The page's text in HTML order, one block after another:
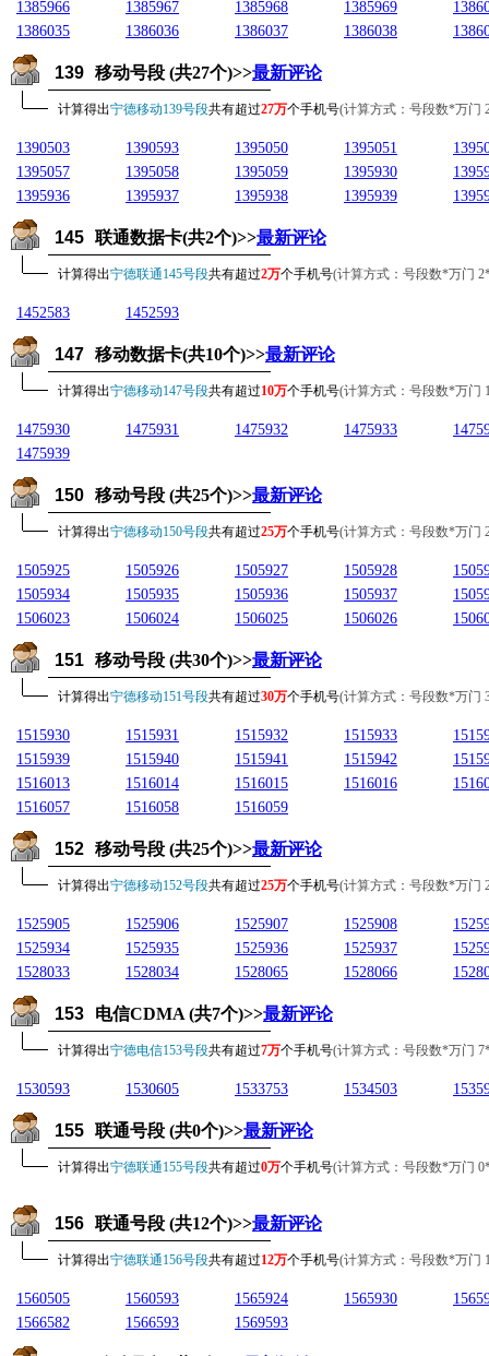
1385966
1385967 1385968 1385969
1386035
1386036 1386037 1386038
139 移动号段 (共27个)>>最新评论
计算得出宁德移动139号段共有超过27万个手机号(计算方式：号段数*万门
1390503 1390593 1395050 1395051
1395057
1395058 1395059 1395930
1395936
1395937 1395938 1395939
145 联通数据卡(共2个)>>最新评论
计算得出宁德联通145号段共有超过2万个手机号(计算方式：号段数*万门
1452583 1452593
147 移动数据卡(共10个)>>最新评论
计算得出宁德移动147号段共有超过10万个手机号(计算方式：号段数*万门
1475930 1475931 1475932 1475933
1475939
150 移动号段 (共25个)>>最新评论
计算得出宁德移动150号段共有超过25万个手机号(计算方式：号段数*万门
1505925 1505926 1505927 1505928
1505934
1505935 1505936 1505937
1506023
1506024 1506025 1506026
151 移动号段 (共30个)>>最新评论
计算得出宁德移动151号段共有超过30万个手机号(计算方式：号段数*万门
1515930 1515931 1515932 1515933
1515939
1515940 1515941 1515942
1516013
1516014 1516015 1516016
1516057
1516058 1516059
152 移动号段 (共25个)>>最新评论
计算得出宁德移动152号段共有超过25万个手机号(计算方式：号段数*万门
1525905 1525906 1525907 1525908
1525934
1525935 1525936 1525937
1528033
1528034 1528065 1528066
153 电信CDMA (共7个)>>最新评论
计算得出宁德电信153号段共有超过7万个手机号(计算方式：号段数*万门
1530593 1530605 1533753 1534503
155 联通号段 (共0个)>>最新评论
计算得出宁德联通155号段共有超过0万个手机号(计算方式：号段数*万门
156 联通号段 (共12个)>>最新评论
计算得出宁德联通156号段共有超过12万个手机号(计算方式：号段数*万门
1560505 1560593 1565924 1565930
1566582
1566593 1569593